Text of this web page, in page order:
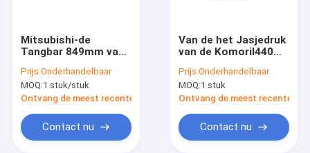
Mitsubishi-de
Tangbar 849mm van
Lengte voor Diamant
1000
Prijs:Onderhandelbaar
MOQ:1 stuk/stuk
Ontvang de meest recente Prijs
Contact nu
Van de het Jasjedruk
van de Komoril440
Machinevervangstukken
1030*801*0.3 Matt
Surface
Prijs:Onderhandelbaar
MOQ:1 stuk
Ontvang de meest recente
Contact nu